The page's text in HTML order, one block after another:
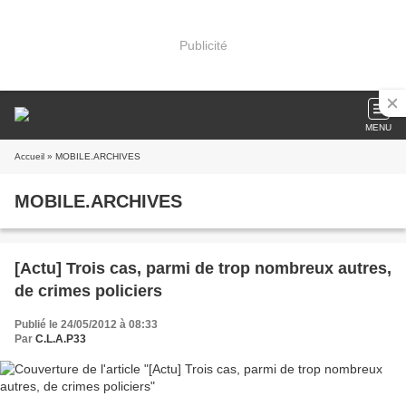
Publicité
MENU
Accueil » MOBILE.ARCHIVES
MOBILE.ARCHIVES
[Actu] Trois cas, parmi de trop nombreux autres,
de crimes policiers
Publié le 24/05/2012 à 08:33
Par C.L.A.P33